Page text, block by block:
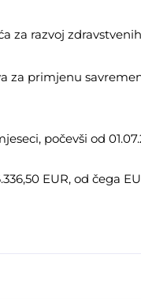
za razvoj
za primjenu
počevši od
EUR, od čega